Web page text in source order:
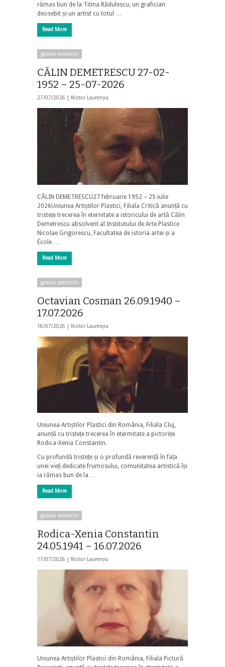
rămas bun de la Titina Rădulescu, un grafician
deosebit și un artist cu totul …
Read More
galaxia nemuririi
CĂLIN DEMETRESCU 27-02-
1952 – 25-07-2026
27/07/2026 | Nistor Laurențiu
CĂLIN DEMETRESCU27 februarie 1952 – 25 iulie
2026Uniunea Artiștilor Plastici, Filiala Critică anunță cu
tristețe trecerea în eternitate a istoricului de artă Călin
Demetrescu absolvent al Institutului de Arte Plastice
Nicolae Grigorescu, Facultatea de istoria artei și a
École …
Read More
galaxia nemuririi
Octavian Cosman 26.09.1940 –
17.07.2026
18/07/2026 | Nistor Laurențiu
Uniunea Artiștilor Plastici din România, Filiala Cluj,
anunță cu tristețe trecerea în etermitate a pictoriței
Rodica-Xenia Constantin.
Cu profundă tristețe și o profundă reverență în fața
unei vieți dedicate frumosului, comunitatea artistică își
ia rămas bun de la …
Read More
galaxia nemuririi
Rodica-Xenia Constantin
24.05.1941 – 16.07.2026
17/07/2026 | Nistor Laurențiu
Uniunea Artiștilor Plastici din România, Filiala Pictură